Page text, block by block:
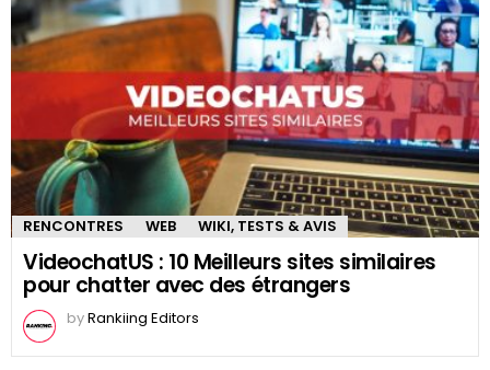
RENCONTRES WEB WIKI, TESTS & AVIS
VideochatUS : 10 Meilleurs sites similaires
pour chatter avec des étrangers
byRankiing Editors